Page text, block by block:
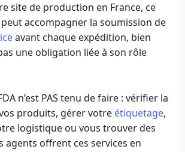
site de production en France, ce
accompagner la soumission de
avant chaque expédition, bien
une obligation liée à son rôle
n’est PAS tenu de faire : vérifier la
produits, gérer votre étiquetage,
logistique ou vous trouver des
agents offrent ces services en